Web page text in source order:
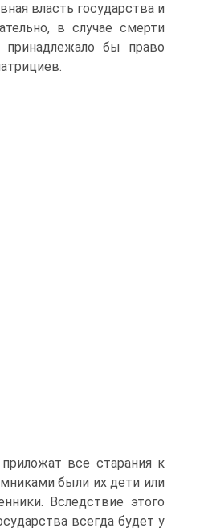
власть государства и
в случае смерти
принадлежало бы право
все старания к
были их дети или
Вследствие этого
всегда будет у